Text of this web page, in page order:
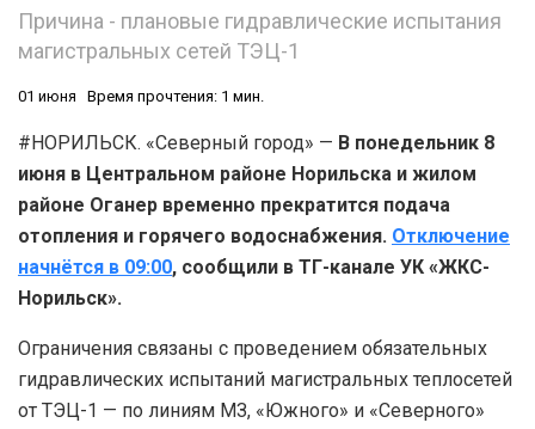
Причина - плановые гидравлические испытания
магистральных сетей ТЭЦ-1
01 июня Время прочтения: 1 мин.
#НОРИЛЬСК. «Северный город» — В понедельник 8
июня в Центральном районе Норильска и жилом
районе Оганер временно прекратится подача
отопления и горячего водоснабжения. Отключение
начнётся в 09:00, сообщили в ТГ-канале УК «ЖКС-
Норильск».
Ограничения связаны с проведением обязательных
гидравлических испытаний магистральных теплосетей
от ТЭЦ-1 — по линиям МЗ, «Южного» и «Северного»